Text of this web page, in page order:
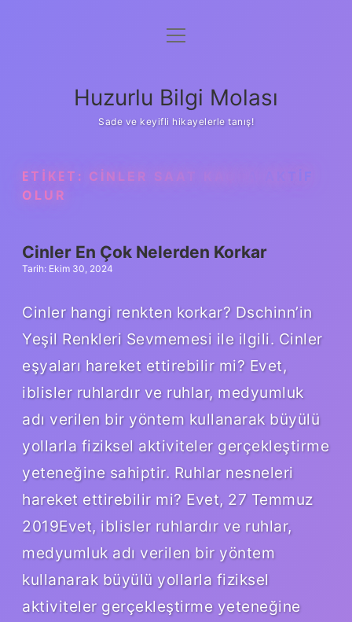
Anasayfa
Yasal Uyarı
menüyü
Huzurlu Bilgi Molası
Sade ve keyifli hikayelerle tanış!
ETIKET: CINLER SAAT KAÇTA AKTIF
OLUR
Cinler En Çok Nelerden Korkar
Tarih: Ekim 30, 2024
Cinler hangi renkten korkar? Dschinn’in
Yeşil Renkleri Sevmemesi ile ilgili. Cinler
eşyaları hareket ettirebilir mi? Evet,
iblisler ruhlardır ve ruhlar, medyumluk
adı verilen bir yöntem kullanarak büyülü
yollarla fiziksel aktiviteler gerçekleştirme
yeteneğine sahiptir. Ruhlar nesneleri
hareket ettirebilir mi? Evet, 27 Temmuz
2019Evet, iblisler ruhlardır ve ruhlar,
medyumluk adı verilen bir yöntem
kullanarak büyülü yollarla fiziksel
aktiviteler gerçekleştirme yeteneğine